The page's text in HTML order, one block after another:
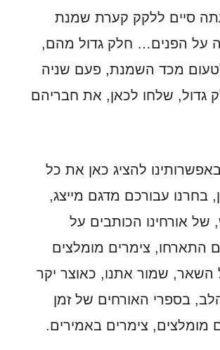
סיים ללקק קערת שמנת
על הפנים… חלק גדול מהם,
לטעום מכד השמנת, פעם שניה
גדול, שלחו לכאן, את חבריהם
להציג כאן את כל
בחרנו עבורכם מדגם מייצג,
של אורחינו הכותבים על
התארחו, צימרים מומלצים
השאר, שמור אתנו, כאוצר יקר
בספרי האורחים של זמן
מומלצים, צימרים באמירים.